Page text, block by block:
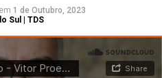
em 1 de Outubro, 2023
Sul | TDS
Outubro - Vitor Proença